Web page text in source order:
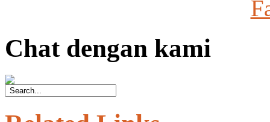
Chat dengan kami